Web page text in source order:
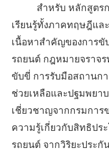
สำหรับ หลักสูตร
เรียนรู้ทั้งภาคทฤษฎีแล
เนื้อหาสำคัญของการ
รถยนต์ กฎหมายจราจ
ขับขี่ การรับมือสถานก
ช่วยเหลือและปฐมพยา
เชี่ยวชาญจากกรมการ
ความรู้เกี่ยวกับสิทธิปร
รถยนต์ จากวิริยะประกั